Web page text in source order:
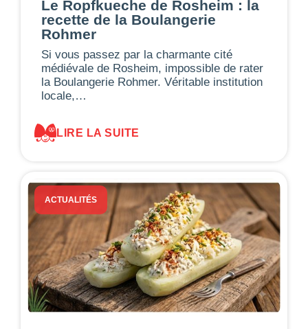
Le Ropfkueche de Rosheim : la
recette de la Boulangerie
Rohmer
Si vous passez par la charmante cité
médiévale de Rosheim, impossible de rater
la Boulangerie Rohmer. Véritable institution
locale,…
LIRE LA SUITE
ACTUALITÉS